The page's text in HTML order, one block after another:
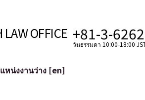
OFFICE +81-3-
วันธรรมดา 10:00-18:00
หน่งงานว่าง [en]